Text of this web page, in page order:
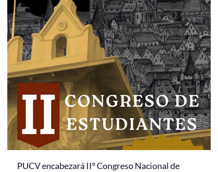
PUCV encabezará II° Congreso Nacional de